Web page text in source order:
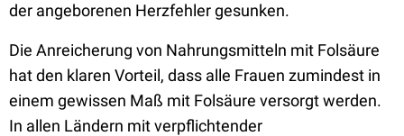
der angeborenen Herzfehler gesunken.
Die Anreicherung von Nahrungsmitteln mit Folsäure
hat den klaren Vorteil, dass alle Frauen zumindest in
einem gewissen Maß mit Folsäure versorgt werden.
In allen Ländern mit verpflichtender